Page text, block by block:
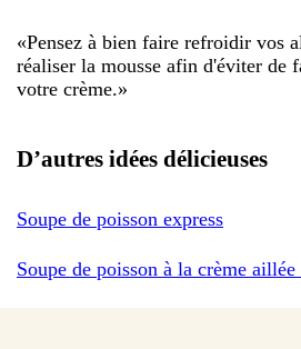
«Pensez à bien faire refroidir vos
réaliser la mousse afin d'éviter de
votre crème.»
D’autres idées délicieuses
Soupe de poisson express
Soupe de poisson à la crème aillée